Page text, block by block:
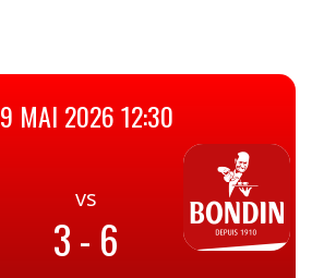
9 MAI 2026 12:30
vs
3 - 6